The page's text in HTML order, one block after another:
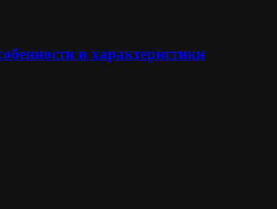
и характеристики